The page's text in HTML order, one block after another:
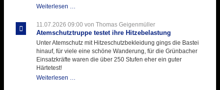
Weiterlesen …
für
der
Kirmes
mit
zukunftsweisender
11.07.2026 09:00 von Thomas Geigenmüller
Atemschutztruppe testet ihre Hitzebelastung
Unter Atemschutz mit Hitzeschutzbekleidung gings die Bastei
hinauf, für viele eine schöne Wanderung, für die Grünbacher
Einsatzkräfte waren die über 250 Stufen eher ein guter
Härtetest!
Weiterlesen …